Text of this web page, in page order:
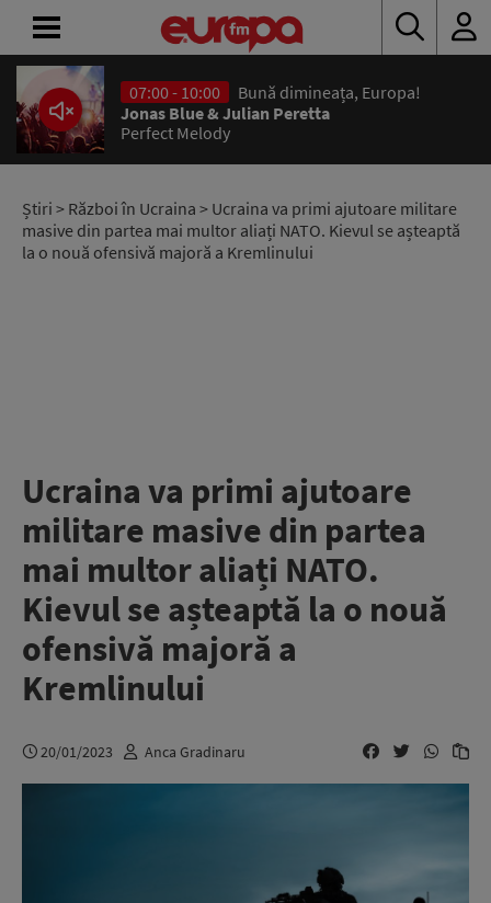
07:00 - 10:00
Bună dimineața, Europa!
Jonas Blue & Julian Peretta
Perfect Melody
Știri > Război în Ucraina > Ucraina va primi ajutoare militare
masive din partea mai multor aliați NATO. Kievul se așteaptă
la o nouă ofensivă majoră a Kremlinului
Ucraina va primi ajutoare
militare masive din partea
mai multor aliați NATO.
Kievul se așteaptă la o nouă
ofensivă majoră a
Kremlinului
20/01/2023 Anca Gradinaru
ACASĂ
ȘTIRI
RADIO
CONCURSURI